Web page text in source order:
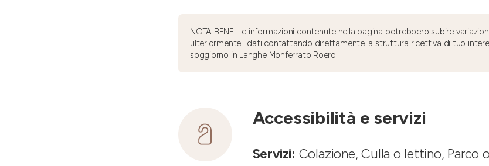
NOTA BENE: Le informazioni contenute nella pagina potrebbero subire
ulteriormente i dati contattando direttamente la struttura ricettiva di tuo
soggiorno in Langhe Monferrato Roero.
Accessibilità e servizi
Servizi: Colazione, Culla o lettino, Parco